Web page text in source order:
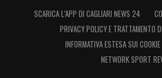
SCARICA L’APP DI CAGLIARI NEWS 24
PRIVACY POLICY E TRATTAMENTO
INFORMATIVA ESTESA SUI
NETWORK SPORT